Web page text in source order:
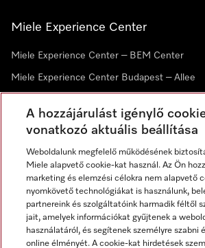
Miele Experience Center
Miele Experience Center – BEM Center
Miele Experience Center Budapest – Allee
Hírlevél
A hozzájárulást igénylő
vonatkozó aktuális beállítása
Weboldalunk megfelelő működésének
Miele alapvető cookie-kat használ. Az Ön
marketing és elemzési célokra nem alapvető
nyomkövető technológiákat is használunk,
partnereink és szolgáltatóink harmadik féltől
jait, amelyek információkat gyűjtenek a
használatáról, és segítenek személyre szabni
online élményét. A cookie-kat hirdetések